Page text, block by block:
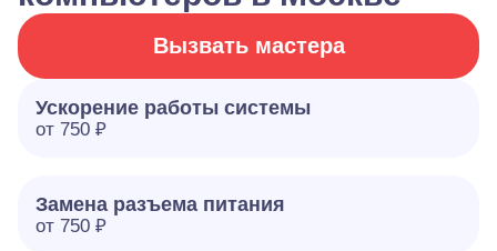
Вызвать мастера
Ускорение работы системы
от 750 ₽
Замена разъема питания
от 750 ₽